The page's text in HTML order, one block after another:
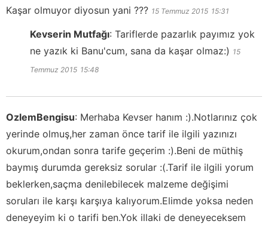
Kaşar olmuyor diyosun yani ??? 15 Temmuz 2015 15:31
Kevserin Mutfağı: Tariflerde pazarlık payımız yok
ne yazık ki Banu'cum, sana da kaşar olmaz:) 15
Temmuz 2015 15:48
OzlemBengisu: Merhaba Kevser hanım :).Notlarınız çok
yerinde olmuş,her zaman önce tarif ile ilgili yazınızı
okurum,ondan sonra tarife geçerim :).Beni de müthiş
baymış durumda gereksiz sorular :(.Tarif ile ilgili yorum
beklerken,saçma denilebilecek malzeme değişimi
soruları ile karşı karşıya kalıyorum.Elimde yoksa neden
deneyeyim ki o tarifi ben.Yok illaki de deneyeceksem